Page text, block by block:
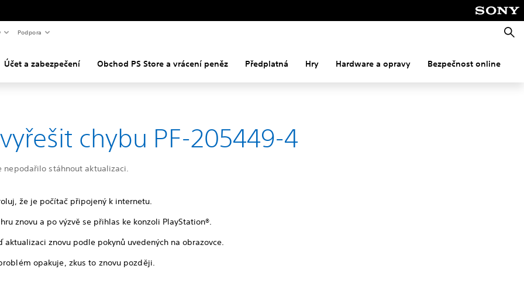
Podpora
Účet a zabezpečení Obchod PS Store a vrácení peněz Předplatná Hry Hardware a opravy Bezpečnost online
chybu PF-205449-4
nepodařilo stáhnout aktualizaci.
že je počítač připojený k internetu.
znovu a po výzvě se přihlas ke konzoli PlayStation®.
aktualizaci znovu podle pokynů uvedených na obrazovce.
opakuje, zkus to znovu později.